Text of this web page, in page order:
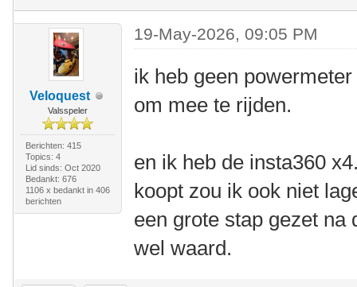
Veloquest
Valsspeler
Berichten: 415
Topics: 4
Lid sinds: Oct 2020
Bedankt: 676
1106 x bedankt in 406
berichten
19-May-2026, 09:05 PM
ik heb geen
om mee te rijden.
en ik heb de insta360
koopt zou ik ook niet
een grote stap gezet na
wel waard.